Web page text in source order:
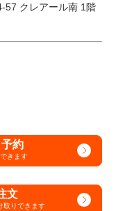
57 クレアール南 1階
約
きます
文
取りできます